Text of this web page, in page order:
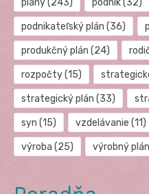
podnikateľský plán (36)
produkčný plán (24)
rozpočty(15)
strategický plán (33)
syn (15) vzdelávanie (11)
výroba (25) výrobný plán